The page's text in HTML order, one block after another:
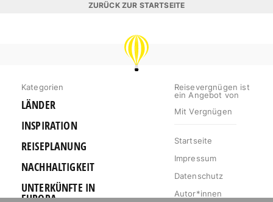
ZURÜCK ZUR STARTSEITE
REISEVERGNÜGEN
Kategorien
LÄNDER
INSPIRATION
REISEPLANUNG
NACHHALTIGKEIT
UNTERKÜNFTE IN
EUROPA
Reisevergnügen ist
ein Angebot von
Mit Vergnügen
Startseite
Impressum
Datenschutz
Autor*innen